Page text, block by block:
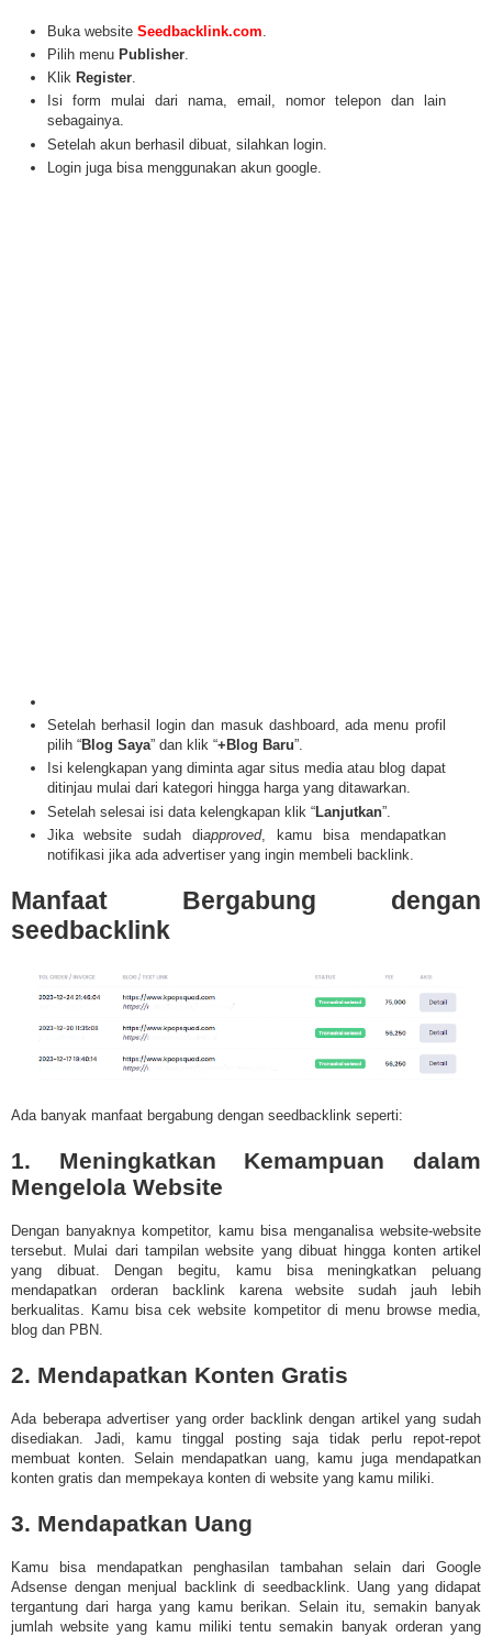
Buka website Seedbacklink.com
Pilih menu Publisher.
Klik Register.
Isi form mulai dari nama, email, nomor telepon dan lain
sebagainya.
Setelah akun berhasil dibuat, silahkan login.
Login juga bisa menggunakan akun google.
Setelah berhasil login dan masuk dashboard, ada menu profil
pilih “Blog Saya” dan klik “+Blog Baru”.
Isi kelengkapan yang diminta agar situs media atau blog dapat
ditinjau mulai dari kategori hingga harga yang ditawarkan.
Setelah selesai isi data kelengkapan klik “Lanjutkan”.
Jika website sudah diapproved, kamu bisa mendapatkan
notifikasi jika ada advertiser yang ingin membeli backlink.
Manfaat Bergabung dengan
seedbacklink
Ada banyak manfaat bergabung dengan seedbacklink seperti:
1. Meningkatkan Kemampuan dalam
Mengelola Website
Dengan banyaknya kompetitor, kamu bisa menganalisa website-website
tersebut. Mulai dari tampilan website yang dibuat hingga konten artikel
yang dibuat. Dengan begitu, kamu bisa meningkatkan peluang
mendapatkan orderan backlink karena website sudah jauh lebih
berkualitas. Kamu bisa cek website kompetitor di menu browse media,
blog dan PBN.
2. Mendapatkan Konten Gratis
Ada beberapa advertiser yang order backlink dengan artikel yang sudah
disediakan. Jadi, kamu tinggal posting saja tidak perlu repot-repot
membuat konten. Selain mendapatkan uang, kamu juga mendapatkan
konten gratis dan mempekaya konten di website yang kamu miliki.
3. Mendapatkan Uang
Kamu bisa mendapatkan penghasilan tambahan selain dari Google
Adsense dengan menjual backlink di seedbacklink. Uang yang didapat
tergantung dari harga yang kamu berikan. Selain itu, semakin banyak
jumlah website yang kamu miliki tentu semakin banyak orderan yang